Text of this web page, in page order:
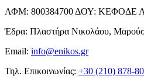
ΑΦΜ: 800384700 ΔΟΥ: ΚΕΦΟΔΕ
Έδρα: Πλαστήρα Νικολάου,
Email: info@enikos.gr
Τηλ. Επικοινωνίας: +30 (210) 878-